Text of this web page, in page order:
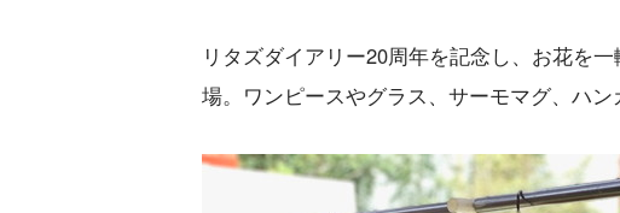
リタズダイアリー20周年を記念し、お花を
場。ワンピースやグラス、サーモマグ、ハ